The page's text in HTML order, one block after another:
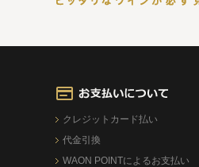
クレジットカード払い
代金引換
WAON POINTによるお支払い